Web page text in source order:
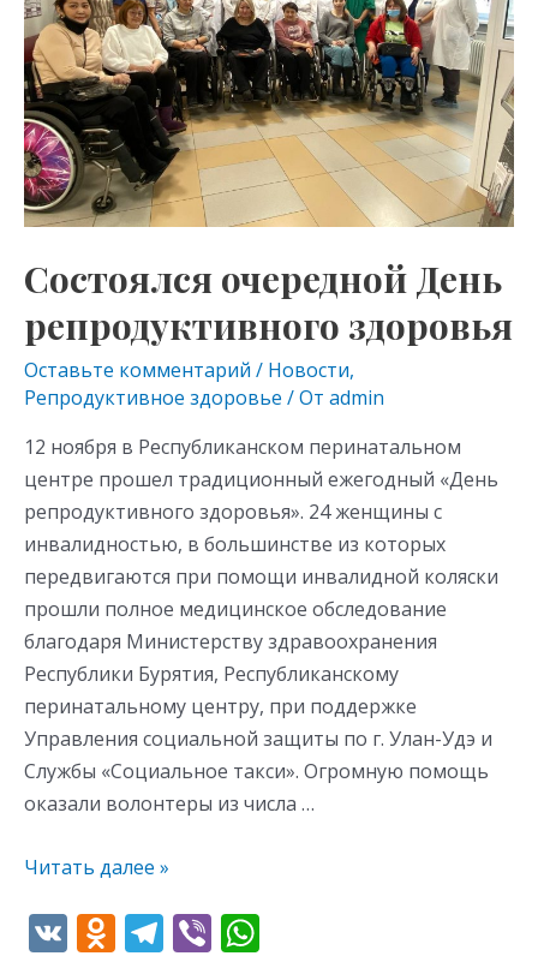
Состоялся очередной День
репродуктивного здоровья
Оставьте комментарий / Новости,
Репродуктивное здоровье / От admin
12 ноября в Республиканском перинатальном
центре прошел традиционный ежегодный «День
репродуктивного здоровья». 24 женщины с
инвалидностью, в большинстве из которых
передвигаются при помощи инвалидной коляски
прошли полное медицинское обследование
благодаря Министерству здравоохранения
Республики Бурятия, Республиканскому
перинатальному центру, при поддержке
Управления социальной защиты по г. Улан-Удэ и
Службы «Социальное такси». Огромную помощь
оказали волонтеры из числа …
Читать далее »
V O T Vi